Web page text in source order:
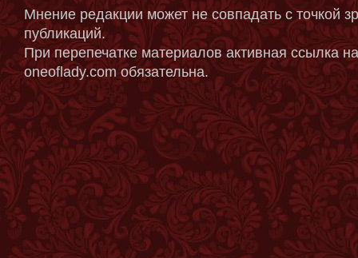
Мнение редакции может не совпадать с точкой
публикаций.
При перепечатке материалов активная ссылка
oneoflady.com обязательна.